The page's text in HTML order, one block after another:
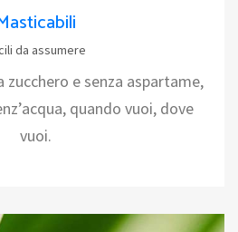
da assumere
e senza aspartame,
quando vuoi, dove
vuoi.